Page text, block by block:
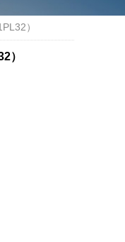
）
）